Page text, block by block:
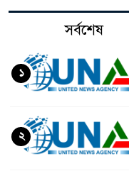
সর্বশেষ
১
২